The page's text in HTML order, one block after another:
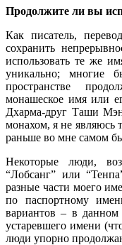
Продолжите ли вы
Как писатель,
сохранить
использовать те же
уникально; многие
пространстве
монашеское имя или
Дхарма-друг Таши
монахом, я не являюсь
раньше во мне самом
Некоторые люди,
“Лобсанг” или
разные части моего
по паспортному
вариантов – в данном
устаревшего имени
люди упорно